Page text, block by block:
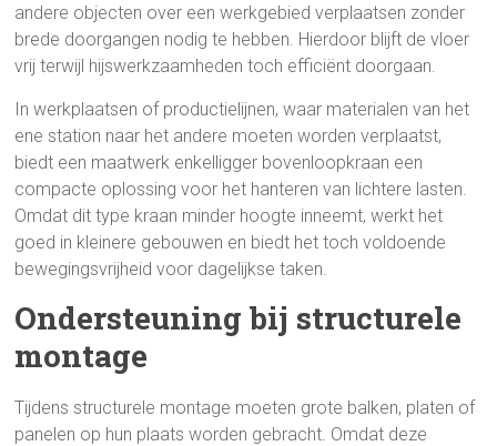
andere objecten over een werkgebied verplaatsen zonder
brede doorgangen nodig te hebben. Hierdoor blijft de vloer
vrij terwijl hijswerkzaamheden toch efficiënt doorgaan.
In werkplaatsen of productielijnen, waar materialen van het
ene station naar het andere moeten worden verplaatst,
biedt een maatwerk enkelligger bovenloopkraan een
compacte oplossing voor het hanteren van lichtere lasten.
Omdat dit type kraan minder hoogte inneemt, werkt het
goed in kleinere gebouwen en biedt het toch voldoende
bewegingsvrijheid voor dagelijkse taken.
Ondersteuning bij structurele
montage
Tijdens structurele montage moeten grote balken, platen of
panelen op hun plaats worden gebracht. Omdat deze